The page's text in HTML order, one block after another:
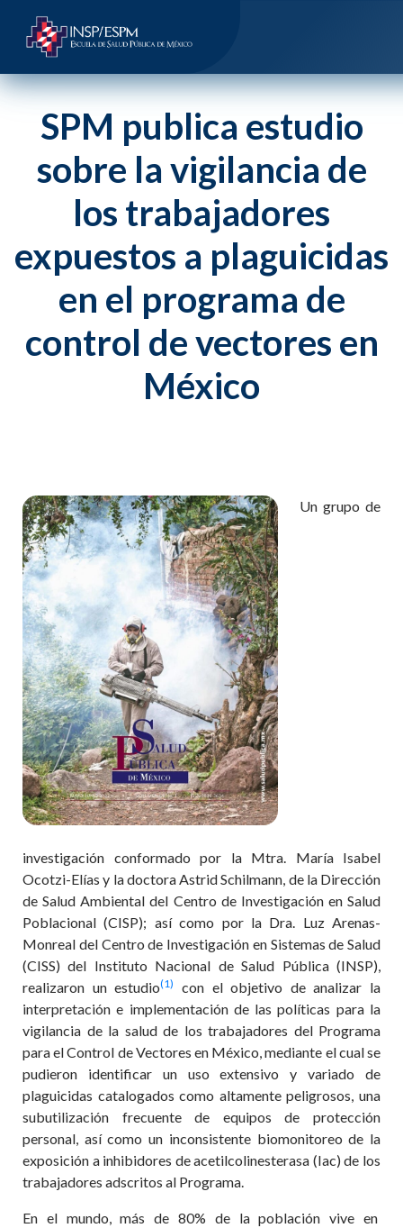
SPM publica estudio
sobre la vigilancia de
los trabajadores
expuestos a plaguicidas
en el programa de
control de vectores en
México
Un grupo de
investigación conformado por la Mtra. María Isabel
Ocotzi-Elías y la doctora Astrid Schilmann, de la Dirección
de Salud Ambiental del Centro de Investigación en Salud
Poblacional (CISP); así como por la Dra. Luz Arenas-
Monreal del Centro de Investigación en Sistemas de Salud
(CISS) del Instituto Nacional de Salud Pública (INSP),
realizaron un estudio(1)
con el objetivo de analizar la
interpretación e implementación de las políticas para la
vigilancia de la salud de los trabajadores del Programa
para el Control de Vectores en México, mediante el cual se
pudieron identificar un uso extensivo y variado de
plaguicidas catalogados como altamente peligrosos, una
subutilización frecuente de equipos de protección
personal, así como un inconsistente biomonitoreo de la
exposición a inhibidores de acetilcolinesterasa (Iac) de los
trabajadores adscritos al Programa.
En el mundo, más de 80% de la población vive en